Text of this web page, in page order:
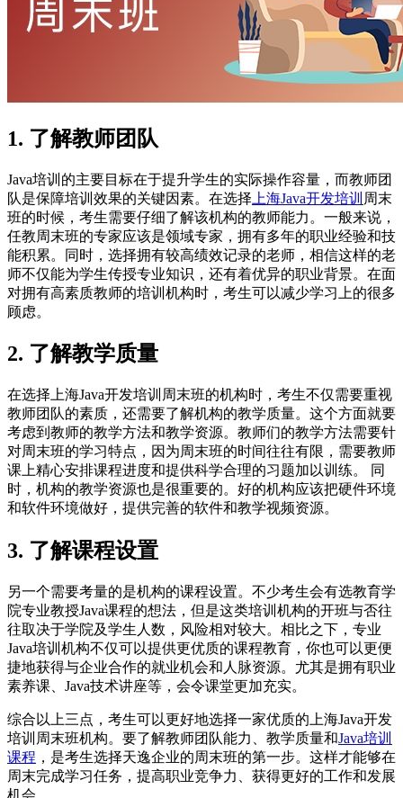
1. 了解教师团队
Java培训的主要目标在于提升学生的实际操作容量，而教师团
队是保障培训效果的关键因素。在选择 上海Java开发培训 周末
班的时候，考生需要仔细了解该机构的教师能力。一般来说，
任教周末班的专家应该是领域专家，拥有多年的职业经验和技
能积累。同时，选择拥有较高绩效记录的老师，相信这样的老
师不仅能为学生传授专业知识，还有着优异的职业背景。在面
对拥有高素质教师的培训机构时，考生可以减少学习上的很多
顾虑。
2. 了解教学质量
在选择上海Java开发培训周末班的机构时，考生不仅需要重视
教师团队的素质，还需要了解机构的教学质量。这个方面就要
考虑到教师的教学方法和教学资源。教师们的教学方法需要针
对周末班的学习特点，因为周末班的时间往往有限，需要教师
课上精心安排课程进度和提供科学合理的习题加以训练。 同
时，机构的教学资源也是很重要的。好的机构应该把硬件环境
和软件环境做好，提供完善的软件和教学视频资源。
3. 了解课程设置
另一个需要考量的是机构的课程设置。不少考生会有选教育学
院专业教授Java课程的想法，但是这类培训机构的开班与否往
往取决于学院及学生人数，风险相对较大。相比之下，专业
Java培训机构不仅可以提供更优质的课程教育，你也可以更便
捷地获得与企业合作的就业机会和人脉资源。尤其是拥有职业
素养课、Java技术讲座等，会令课堂更加充实。
综合以上三点，考生可以更好地选择一家优质的上海Java开发
培训周末班机构。要了解教师团队能力、教学质量和Java培训
课程 ，是考生选择天逸企业的周末班的第一步。这样才能够在
周末完成学习任务，提高职业竞争力、获得更好的工作和发展